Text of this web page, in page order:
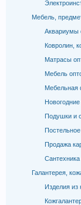
Мебель,
Аквариумы
Ковролин,
Матрасы
Мебель
Мебельная
Подушки и
Продажа
Галантерея,
Изделия из